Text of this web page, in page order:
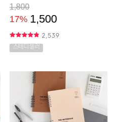
1,800
17% 1,500
2,539
스테디셀러